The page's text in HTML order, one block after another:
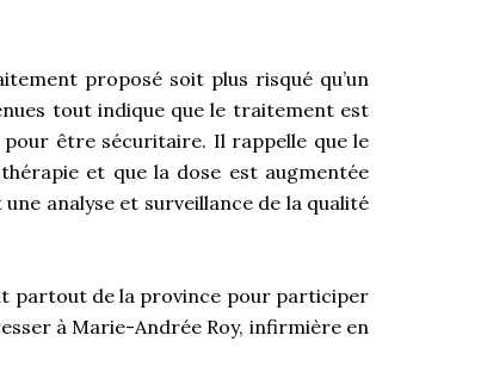
proposé soit plus risqué qu’un
tout indique que le traitement est
être sécuritaire. Il rappelle que le
et que la dose est augmentée
analyse et surveillance de la qualité
partout de la province pour participer
à Marie-Andrée Roy, infirmière en